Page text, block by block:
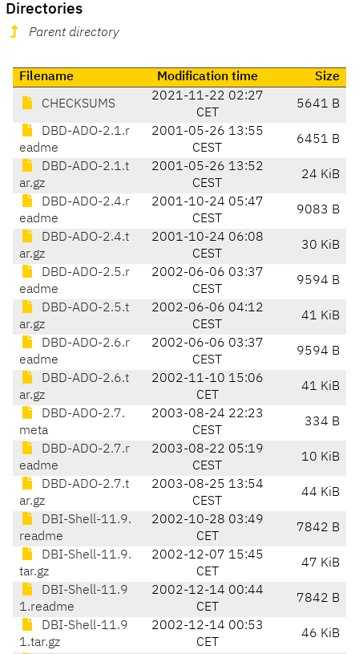
Directories
Parent directory
Filename Modification time Size
CHECKSUMS
2021-11-22 02:27
CET
5641 B
DBD-ADO-2.1.r
eadme
2001-05-26 13:55
CEST
6451 B
DBD-ADO-2.1.t
ar.gz
2001-05-26 13:52
CEST
24 KiB
DBD-ADO-2.4.r
eadme
2001-10-24 05:47
CEST
9083 B
DBD-ADO-2.4.t
ar.gz
2001-10-24 06:08
CEST
30 KiB
DBD-ADO-2.5.r
eadme
2002-06-06 03:37
CEST
9594 B
DBD-ADO-2.5.t
ar.gz
2002-06-06 04:12
CEST
41 KiB
DBD-ADO-2.6.r
eadme
2002-06-06 03:37
CEST
9594 B
DBD-ADO-2.6.t
ar.gz
2002-11-10 15:06
CET
41 KiB
DBD-ADO-2.7.
meta
2003-08-24 22:23
CEST
334 B
DBD-ADO-2.7.r
eadme
2003-08-22 05:19
CEST
10 KiB
DBD-ADO-2.7.t
ar.gz
2003-08-25 13:54
CEST
44 KiB
DBI-Shell-11.9.
readme
2002-10-28 03:49
CET
7842 B
DBI-Shell-11.9.
tar.gz
2002-12-07 15:45
CET
47 KiB
DBI-Shell-11.9
1.readme
2002-12-14 00:44
CET
7842 B
DBI-Shell-11.9
1.tar.gz
2002-12-14 00:53
CET
46 KiB